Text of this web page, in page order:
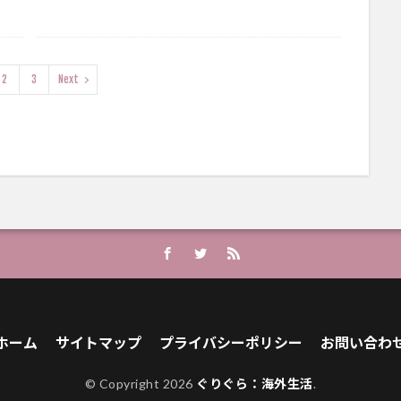
2 3 Next
ーム サイトマップ プライバシーポリシー お問い合わ
© Copyright 2026 ぐりぐら：海外生活.